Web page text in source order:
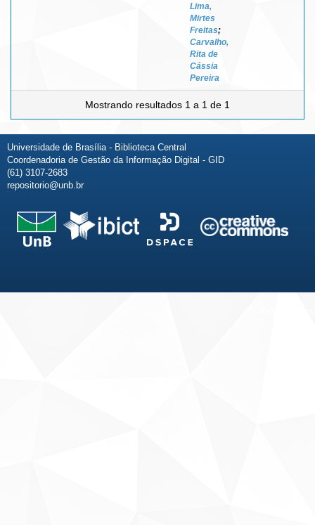
Lima,
Mirtes
Freitas;
Carvalho,
Rita de
Cássia
Pereira
Mostrando resultados 1 a 1 de 1
Universidade de Brasília - Biblioteca Central
Coordenadoria de Gestão da Informação Digital - GID
(61) 3107-2683
repositorio@unb.br